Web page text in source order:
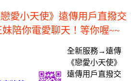
愛小天使》遠傳用戶直撥交
妹陪你電愛聊天！等你喔~~
全新服務→遠傳
《戀愛小天使》
遠傳用戶直撥交